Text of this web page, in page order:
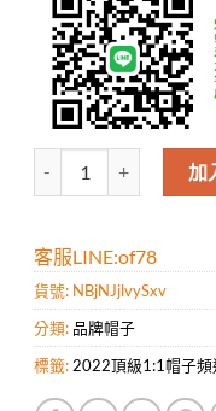
高仿CELINE官網高端加
客服LINE:of78
貨號: NBjNJjlvySxv
分類: 品牌帽子
標籤: 2022頂級1:1帽子頻